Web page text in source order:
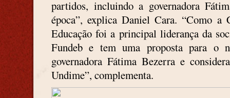
partidos, incluindo a governadora
época”, explica Daniel Cara. “Como
Educação foi a principal liderança da
Fundeb e tem uma proposta para o
governadora Fátima Bezerra e
Undime”, complementa.